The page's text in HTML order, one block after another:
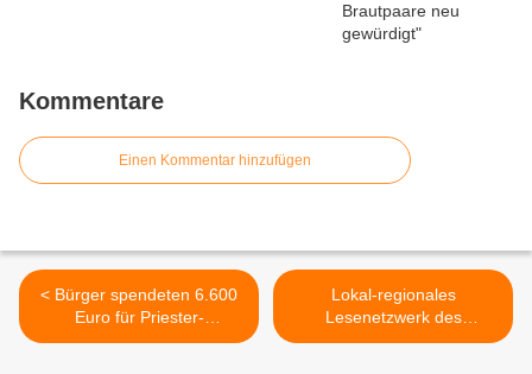
Kommentare
Einen Kommentar hinzufügen
< Bürger spendeten 6.600
Euro für Priester-
Gedenktafel im Friedhof an
Lokal-regionales
Lesenetzwerk des
Gymnasiums